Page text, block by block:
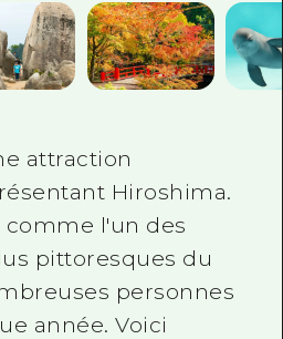
attraction
Hiroshima.
comme l'un des
pittoresques du
personnes
année. Voici